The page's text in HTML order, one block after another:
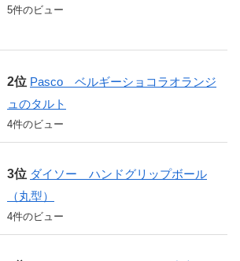
5件のビュー
Pasco ベルギーショコラオランジ
ュのタルト
4件のビュー
ダイソー ハンドグリップボール
（丸型）
4件のビュー